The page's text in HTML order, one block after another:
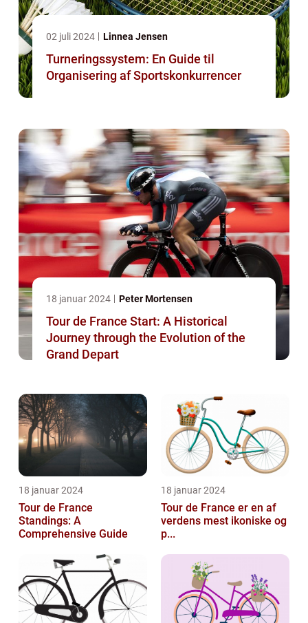
02 juli 2024 Linnea Jensen
Turneringssystem: En Guide til
Organisering af Sportskonkurrencer
18 januar 2024 Peter Mortensen
Tour de France Start: A Historical
Journey through the Evolution of the
Grand Depart
18 januar 2024
Tour de France
Standings: A
Comprehensive Guide
18 januar 2024
Tour de France er en af
verdens mest ikoniske og
p...